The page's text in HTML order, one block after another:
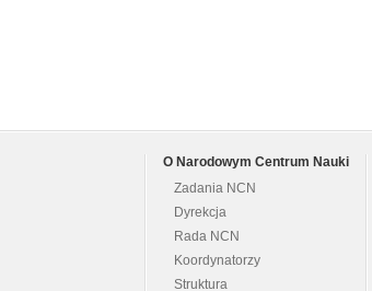
O Narodowym Centrum Nauki
Zadania NCN
Dyrekcja
Rada NCN
Koordynatorzy
Struktura